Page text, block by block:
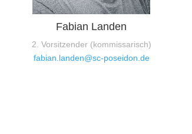
Fabian Landen
2. Vorsitzender (kommissarisch)
fabian.landen@sc-poseidon.de